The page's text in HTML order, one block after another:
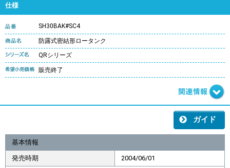
仕様
SH30BAK#SC4
防露式密結形ロータンク
QRシリーズ
販売終了
ガイド
基本情報
発売時期 2004/06/01